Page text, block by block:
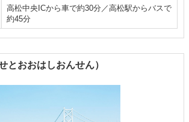
高松中央ICから車で約30分／高松駅からバスで
約45分
とおおはしおんせん）